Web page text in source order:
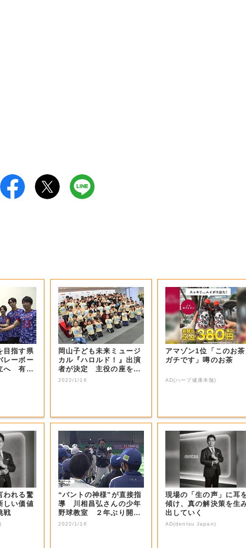
目指す県
レーボー
へ 有望
岡山子ども未来ミュージ
カル『ハロルド！』出演
者が決定 主役の座を射
止めた感想は…...
2022/1/16
アマゾン1位「このお茶
ガチです」噂のお茶
AD(ハーブ健康本舗)
われる驚
しい価値
戦
“バントの神様”が直接指
導 川相昌弘さんの少年
野球教室 ２年ぶり開催
【岡山・岡山...
2022/1/16
現場の「生の声」に耳
傾け、真の解決策を生
出していく
AD(dentsu Japan)